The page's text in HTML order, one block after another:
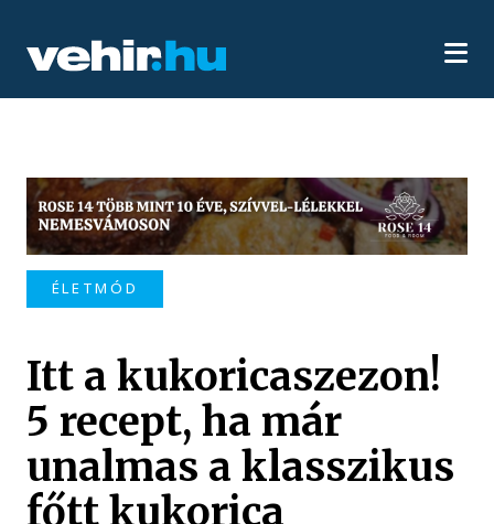
ÉLETMÓD
Itt a kukoricaszezon!
5 recept, ha már
unalmas a klasszikus
főtt kukorica